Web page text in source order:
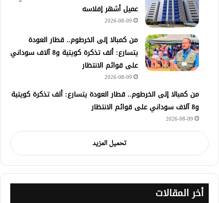
عميل أشهر إفلاسه
2026-08-09
من كمبالا إلى الخرطوم.. قطار العودة
يتسارع: ألف تذكرة كويتية و8 آلاف سوداني
على قوائم الانتظار
2026-08-09
من كمبالا إلى الخرطوم.. قطار العودة يتسارع: ألف تذكرة كويتية
و8 آلاف سوداني على قوائم الانتظار
2026-08-09
تحميل المزيد
أخر المقالات